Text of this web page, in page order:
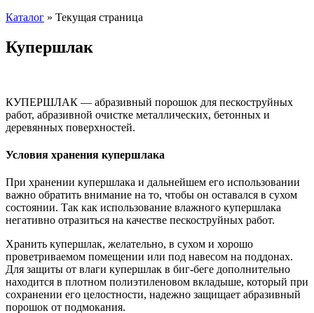
Каталог » Текущая страница
Купершлак
КУПЕРШЛАК — абразивный порошок для пескоструйных
работ, абразивной очистке металлических, бетонных и
деревянных поверхностей.
Условия хранения купершлака
При хранении купершлака и дальнейшем его использовании
важно обратить внимание на то, чтобы он оставался в сухом
состоянии. Так как использование влажного купершлака
негативно отразиться на качестве пескоструйных работ.
Хранить купершлак, желательно, в сухом и хорошо
проветриваемом помещении или под навесом на поддонах.
Для защиты от влаги купершлак в биг-беге дополнительно
находится в плотном полиэтиленовом вкладыше, который при
сохранении его целостности, надежно защищает абразивный
порошок от подмокания.